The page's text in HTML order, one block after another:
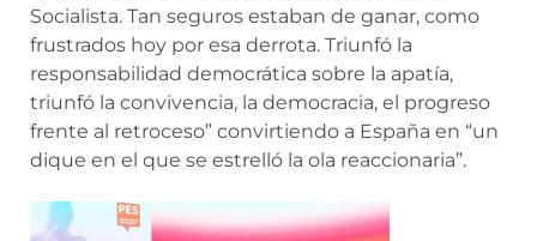
Socialista. Tan seguros estaban de ganar, como
frustrados hoy por esa derrota. Triunfó la
responsabilidad democrática sobre la apatía,
triunfó la convivencia, la democracia, el progreso
frente al retroceso” convirtiendo a España en “un
dique en el que se estrelló la ola reaccionaria”.